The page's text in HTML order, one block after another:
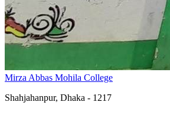
Mirza Abbas Mohila College
Shahjahanpur, Dhaka - 1217